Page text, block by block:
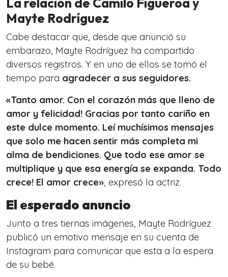
Mayte Rodríguez
Cabe destacar que, desde que anunció su
embarazo, Mayte Rodríguez ha compartido
diversos registros. Y en uno de ellos se tomó el
tiempo para agradecer a sus seguidores.
«Tanto amor. Con el corazón más que lleno de
amor y felicidad! Gracias por tanto cariño en
este dulce momento. Leí muchísimos mensajes
que solo me hacen sentir más completa mi
alma de bendiciones. Que todo ese amor se
multiplique y que esa energía se expanda. Todo
crece! El amor crece», expresó la actriz.
El esperado anuncio
Junto a tres tiernas imágenes, Mayte Rodríguez
publicó un emotivo mensaje en su cuenta de
Instagram para comunicar que esta a la espera
de su bebé.